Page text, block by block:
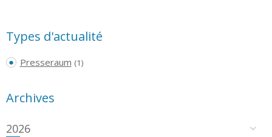
Types d'actualité
Presseraum (1)
Archives
2026